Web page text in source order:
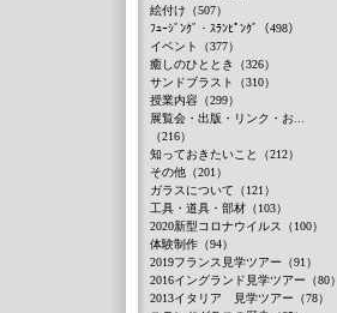
絵付け（507）
ﾌｭｰｼﾞﾝｸﾞ・ｽﾗﾝﾋﾟﾝｸﾞ（498）
イベント（377）
癒しのひととき（326）
サンドブラスト（310）
授業内容（299）
展覧会・出版・リンク・お...
（216）
知っておきたいこと（212）
その他（201）
ガラスについて（121）
工具・道具・部材（103）
2020新型コロナウイルス（100）
体験制作（94）
2019フランス見学ツアー（91）
2016イングランド見学ツアー（80）
2013イタリア 見学ツアー（78）